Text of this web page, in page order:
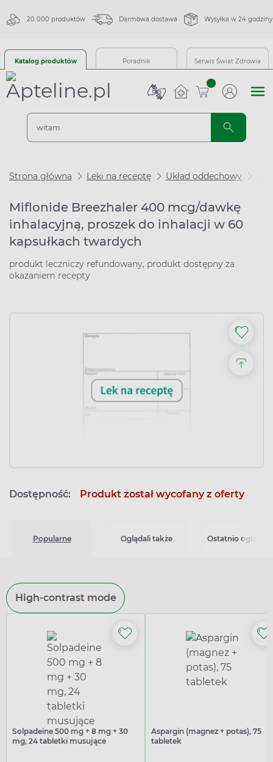
20 000 produktów Darmowa dostawa Wysyłka w 24 godziny
Katalog produktów Poradnik Serwis Świat Zdrowia
sztuk
Strona główna Leki na receptę Układ oddechowy
Miflonide Breezhaler 400 mcg/dawkę
inhalacyjną, proszek do inhalacji w 60
kapsułkach twardych
produkt leczniczy refundowany, produkt dostępny za
okazaniem recepty
Dostępność: Produkt został wycofany z oferty
Popularne Oglądali także Ostatnio
High-contrast mode
Solpadeine 500 mg + 8 mg + 30
mg, 24 tabletki musujące
Aspargin (magnez + potas), 75
tabletek